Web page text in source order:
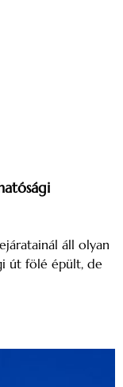
áll olyan
út fölé épült, de